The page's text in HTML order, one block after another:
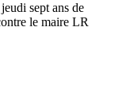
sept ans de
le maire LR